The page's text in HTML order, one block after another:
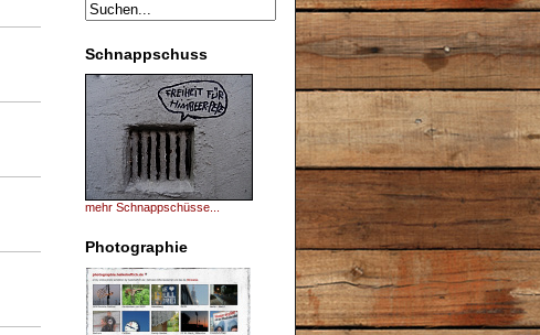
Schnappschuss
mehr Schnappschüsse...
Photographie